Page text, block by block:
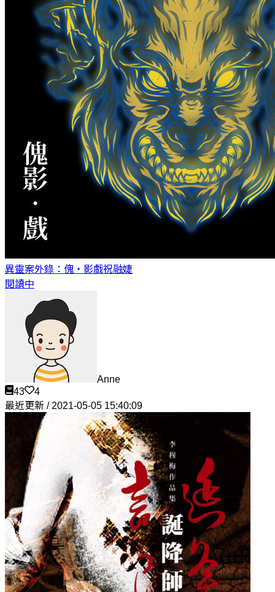
異靈案外錄：傀‧影戲祝融婕
閱讀中
Anne
43
4
最近更新 / 2021-05-05 15:40:09